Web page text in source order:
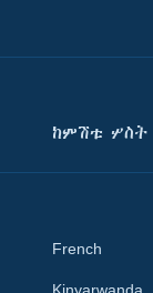
ከምሽቱ ሦስት
French